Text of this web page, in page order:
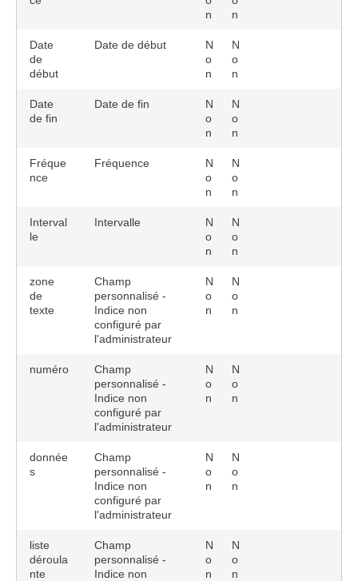
n
n
Date
de
début
Date de début
N
o
n
N
o
n
Date
de fin
Date de fin
N
o
n
N
o
n
Fréque
nce
Fréquence
N
o
n
N
o
n
Interval
le
Intervalle
N
o
n
N
o
n
zone
de
texte
Champ
personnalisé -
Indice non
configuré par
l'administrateur
N
o
n
N
o
n
numéro
Champ
personnalisé -
Indice non
configuré par
l'administrateur
N
o
n
N
o
n
donnée
s
Champ
personnalisé -
Indice non
configuré par
l'administrateur
N
o
n
N
o
n
liste
déroula
nte
Champ
personnalisé -
Indice non
N
o
n
N
o
n